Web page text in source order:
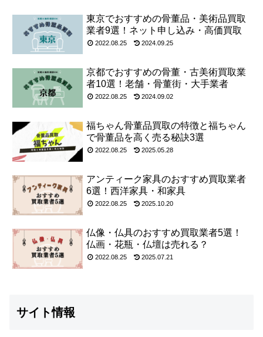
東京でおすすめの骨董品・美術品買取
業者9選！ネット申し込み・高価買取
2022.08.25 2024.09.25
京都でおすすめの骨董・古美術買取業
者10選！老舗・骨董街・大手業者
2022.08.25 2024.09.02
福ちゃん骨董品買取の特徴と福ちゃん
で骨董品を高く売る秘訣3選
2022.08.25 2025.05.28
アンティーク家具のおすすめ買取業者
6選！西洋家具・和家具
2022.08.25 2025.10.20
仏像・仏具のおすすめ買取業者5選！
仏画・花瓶・仏壇は売れる？
2022.08.25 2025.07.21
サイト情報